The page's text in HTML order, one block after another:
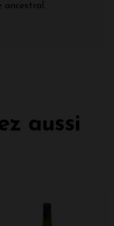
ancestral.
aussi